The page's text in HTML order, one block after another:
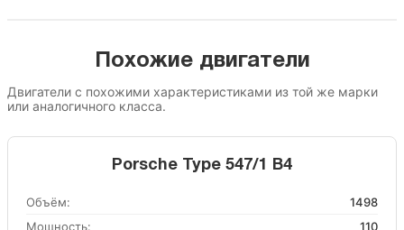
Похожие двигатели
Двигатели с похожими характеристиками из той же марки
или аналогичного класса.
Porsche Type 547/1 B4
Объём:
1498
Мощность:
110